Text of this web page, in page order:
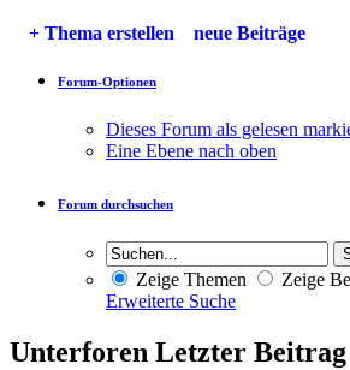
+ Thema erstellen neue Beiträge
Forum-Optionen
Dieses Forum als gelesen
Eine Ebene nach oben
Forum durchsuchen
Zeige Themen
Zeige
Erweiterte Suche
Unterforen Letzter Beitrag